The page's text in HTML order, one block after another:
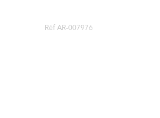
Réf AR-007976